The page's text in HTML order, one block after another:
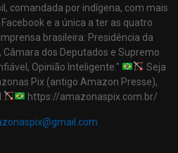
comandada por indígena, com mais
e a única a ter as quatro
brasileira: Presidência da
Câmara dos Deputados e Supremo
Opinião Inteligente."
Seja
Pix (antigo Amazon Presse),
https://amazonaspix.com.br/